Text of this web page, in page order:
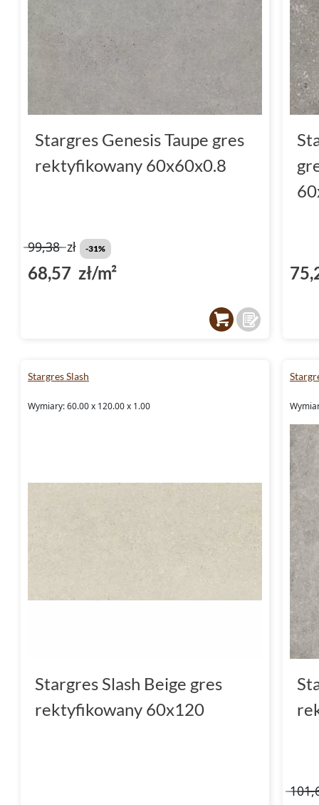
Stargres Genesis Taupe gres
rektyfikowany 60x60x0.8
99,38zł -31%
68,57 zł/m²
Stargres Slash
Wymiary: 60.00 x 120.00 x 1.00
Stargres Slash Beige gres
rektyfikowany 60x120